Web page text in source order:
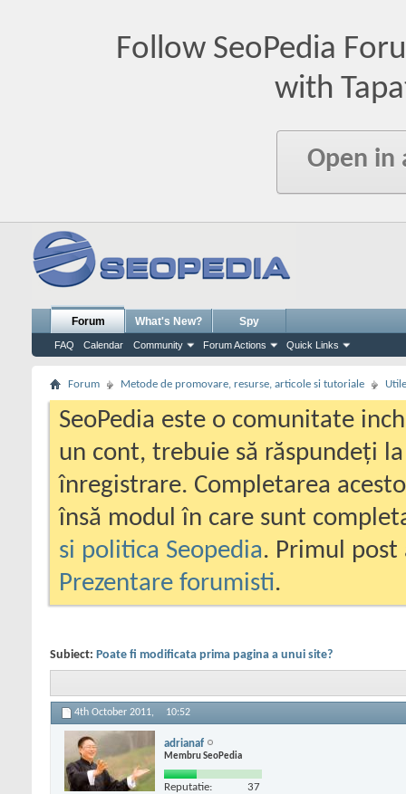
Follow SeoPedia
with
Open in
Forum
FAQ Calendar Community Forum Actions Quick Links
What's New? Spy
Forum Metode de promovare, resurse, articole si tutoriale Utile
SeoPedia este o comunitate
un cont, trebuie să răspundeți
înregistrare. Completarea
însă modul în care sunt
si politica Seopedia. Primul
Prezentare forumisti.
Subiect: Poate fi modificata prima pagina a unui site?
4th October 2011, 10:52
adrianaf
Membru SeoPedia
Reputatie: 37